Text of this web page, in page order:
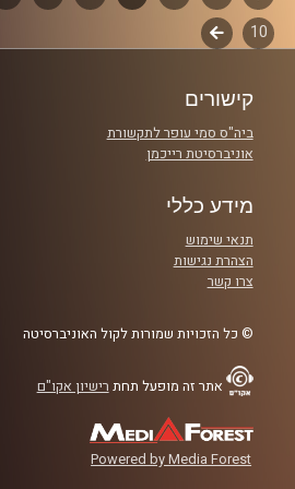
קרדיט תמונות:
פרקים
10
לשלב
קישורים
ביה"ס סמי עופר לתקשורת
אוניברסיטת רייכמן
מידע כללי
תנאי שימוש
הצהרת נגישות
צרו קשר
© כל הזכויות שמורות לקול האוניברסיטה
אתר זה מופעל תחת רישיון אקו"ם
Powered by Media Forest